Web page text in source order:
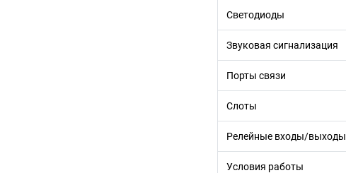
Светодиоды
Звуковая сигнализация
Порты связи
Слоты
Релейные входы/выходы
Условия работы